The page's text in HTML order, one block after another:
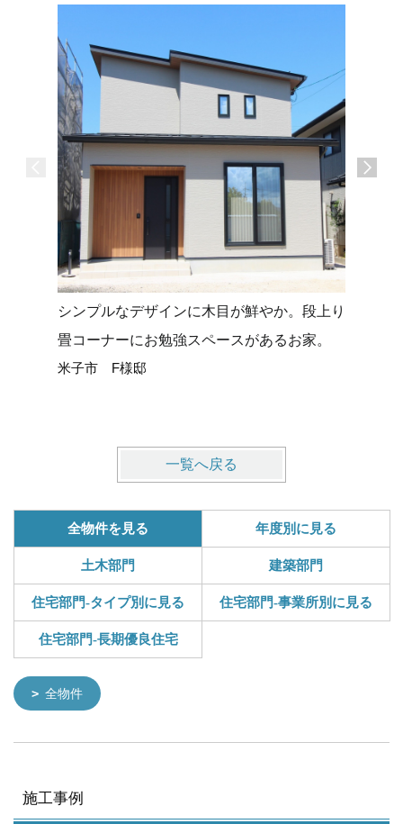
シンプルなデザインに木目が鮮やか。段上り
畳コーナーにお勉強スペースがあるお家。
米子市 F様邸
一覧へ戻る
全物件を見る 年度別に見る
土木部門 建築部門
住宅部門-タイプ別に見る 住宅部門-事業所別に見る
住宅部門-長期優良住宅
全物件
施工事例